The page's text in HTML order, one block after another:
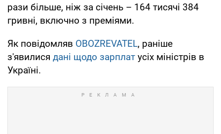
рази більше, ніж за січень – 164 тисячі 384
гривні, включно з преміями.
Як повідомляв OBOZREVATEL, раніше
з'явилися дані щодо зарплат усіх міністрів в
Україні.